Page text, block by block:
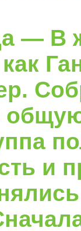
— В
и